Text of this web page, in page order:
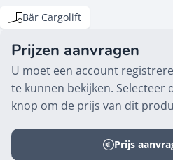
Bär Cargolift
Prijzen aanvragen
U moet een account
te kunnen bekijken. Selecteer
knop om de prijs van dit
Prijs